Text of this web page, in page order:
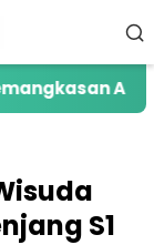
ADD
S1